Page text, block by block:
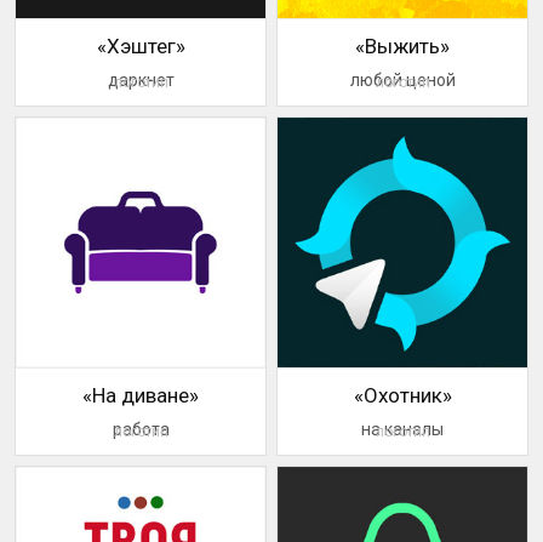
«Хэштег»
даркнет
логотип
«Выжить»
любой ценой
логотип
«На диване»
работа
логотип
«Охотник»
на каналы
логотип